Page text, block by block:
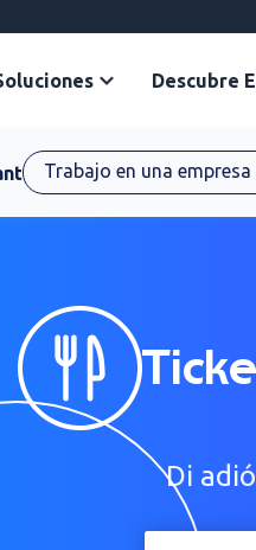
Descubre
Trabajo en una empresa
Di